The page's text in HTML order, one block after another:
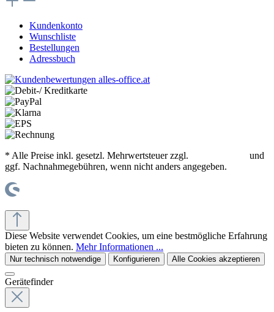
Kundenkonto
Wunschliste
Bestellungen
Adressbuch
* Alle Preise inkl. gesetzl. Mehrwertsteuer zzgl.
und
ggf. Nachnahmegebühren, wenn nicht anders angegeben.
Diese Website verwendet Cookies, um eine bestmögliche Erfahrung
bieten zu können. Mehr Informationen ...
Nur technisch notwendige Konfigurieren Alle Cookies akzeptieren
Gerätefinder